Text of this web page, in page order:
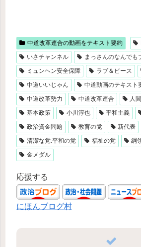
中道改革連合の動画をテキスト要約
いさチャンネル
まっさんのなんでも
ミュンヘン安全保障
ラブ＆ピース
中道いいじゃん
中道動画のテキスト
中道改革勢力
中道改革連合 人
基本政策
小川淳也 平和主義
政治資金問題
教育の党
新代表
清潔な党.平和の党
福祉の党 綱
金メダル
応援する
にほんブログ村